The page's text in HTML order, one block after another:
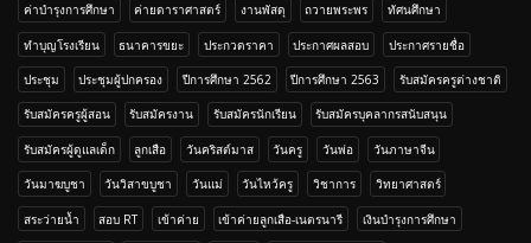
ค่าบำรุงการศึกษา ค่ายดาราศาสตร์ งานพัสดุ ถวายพระพร ทัศนศึกษา
ทำบุญโรงเรียน ธนาคารขยะ ประกวดราคา ประกาศผลสอบ ประกาศรายชื่อ
ประชุม ประชุมผู้ปกครอง ปีการศึกษา 2562 ปีการศึกษา 2563 รับสมัครครูต่างชาติ
รับสมัครครูผู้สอน รับสมัครงาน รับสมัครนักเรียน รับสมัครบุคลากรสนับสนุน
รับสมัครผู้ดูแลเด็ก ลูกเสือ วันคริสต์มาส วันครู วันพ่อ วันภาษาจีน
วันมาฆบูชา วันวิสาขบูชา วันแม่ วันไหว้ครู วิชาการ วิทยาศาสตร์
สระว่ายน้ำ สอบ RT เข้าค่าย เข้าค่ายลูกเสือ-เนตรนารี เงินบำรุงการศึกษา